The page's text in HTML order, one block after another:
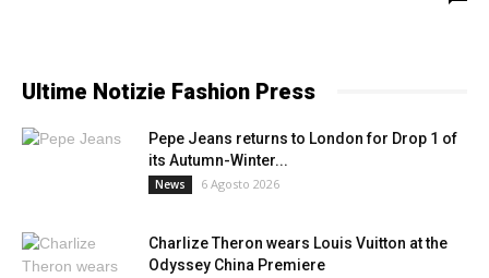
Ultime Notizie Fashion Press
Pepe Jeans returns to London for Drop 1 of
its Autumn-Winter...
News 6 Agosto 2026
Charlize Theron wears Louis Vuitton at the
Odyssey China Premiere